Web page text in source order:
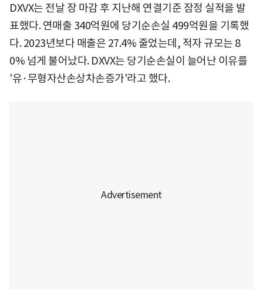
DXVX는 전날 장 마감 후 지난해 연결기준 잠정 실적을 발
표했다. 연매출 340억원에 당기순손실 499억원을 기록했
다. 2023년보다 매출은 27.4% 줄었는데, 적자 규모는 8
0% 넘게 불어났다. DXVX는 당기순손실이 늘어난 이유를
'유·무형자산손상차손증가'라고 했다.